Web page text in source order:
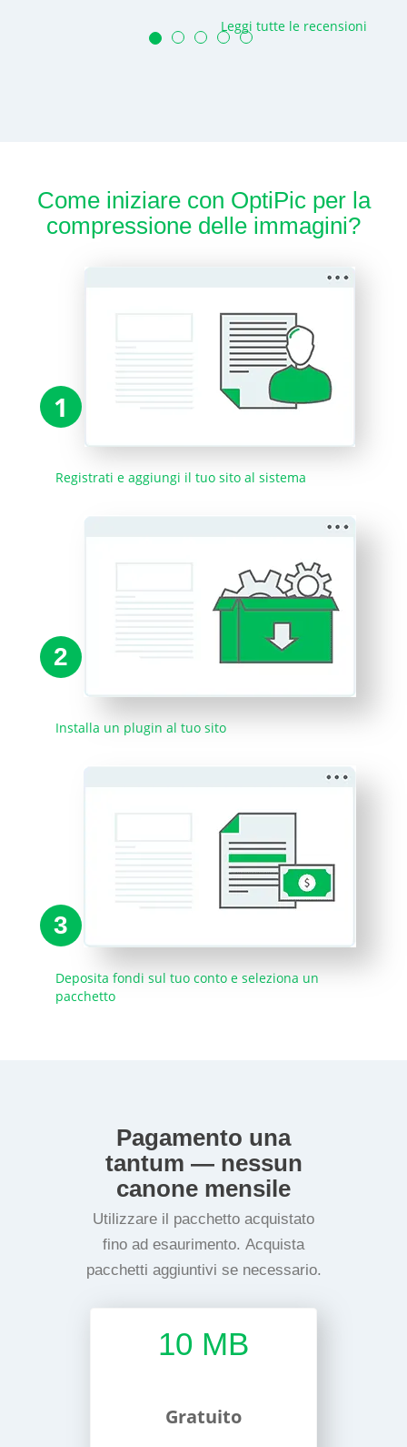
Leggi tutte le recensioni
Come iniziare con OptiPic per la
compressione delle immagini?
1
Registrati e aggiungi il tuo sito al sistema
2
Installa un plugin al tuo sito
3
Deposita fondi sul tuo conto e seleziona un
pacchetto
Pagamento una
tantum — nessun
canone mensile
Utilizzare il pacchetto acquistato
fino ad esaurimento. Acquista
pacchetti aggiuntivi se necessario.
10 MB
Gratuito